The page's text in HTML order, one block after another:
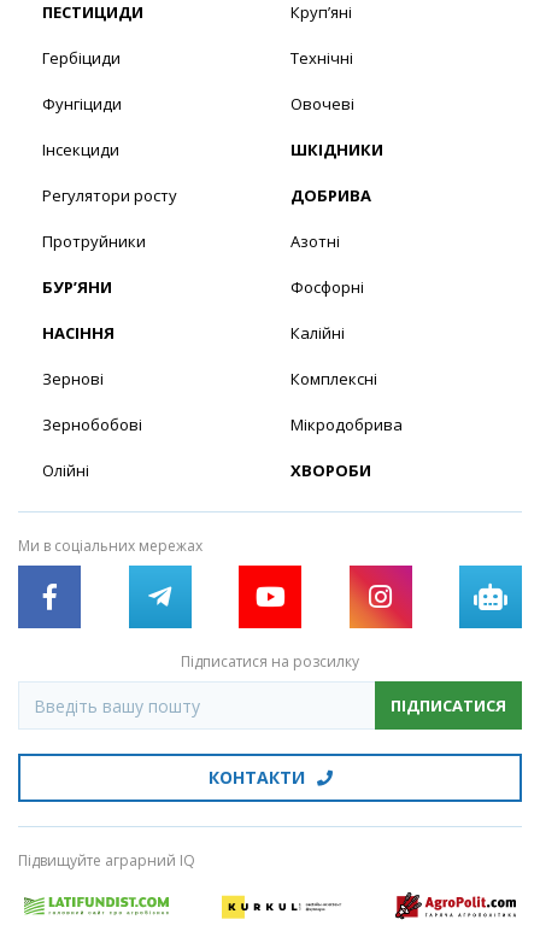
ПЕСТИЦИДИ
Гербіциди
Фунгіциди
Інсекциди
Регулятори росту
Протруйники
БУР’ЯНИ
НАСІННЯ
Зернові
Зернобобові
Олійні
Круп’яні
Технічні
Овочеві
ШКІДНИКИ
ДОБРИВА
Азотні
Фосфорні
Калійні
Комплексні
Мікродобрива
ХВОРОБИ
Ми в соціальних мережах
Підписатися на розсилку
ПІДПИСАТИСЯ
КОНТАКТИ
Підвищуйте аграрний IQ